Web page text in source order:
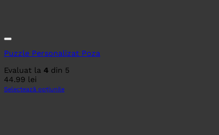
Puzzle Personalizat Poza
Evaluat la 4 din 5
44.99 lei
Selectează opțiunile